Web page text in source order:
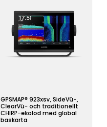
GPSMAP® 923xsv, SideVü-,
ClearVü- och traditionellt
CHIRP-ekolod med global
baskarta